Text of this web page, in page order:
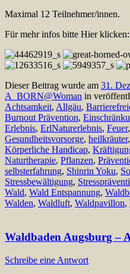
Maximal 12 Teilnehmer/innen.
Für mehr infos bitte Hier klicken:
Dieser Beitrag wurde am 31.
A_BORN@Woman in
Achtsamkeit, Allgäu,
Burnout Prävention,
Erlebnis, ErlNaturerlebnis, Feuer,
Gesundheitsvorsorge, heilkräuter,
Körperliche Handicap,
Naturtherapie, Pflanzen,
selbsterfahrung, Shinrin Yoku,
Stressbewältigung,
Wald, Wald Entspannung,
Walden, Waldluft, Waldpavillon,
Waldbaden Augsburg –
Schreibe eine Antwort